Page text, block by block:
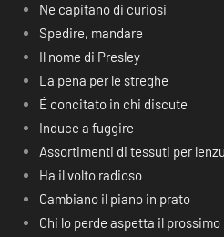
Ne capitano di curiosi
Spedire, mandare
Il nome di Presley
La pena per le streghe
É concitato in chi discute
Induce a fuggire
Assortimenti di tessuti per
Ha il volto radioso
Cambiano il piano in prato
Chi lo perde aspetta il prossimo